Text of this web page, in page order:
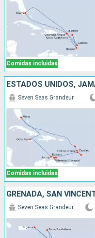
Comidas incluidas
Comidas incluidas
Seven Seas Grandeur
Seven Seas Grandeur